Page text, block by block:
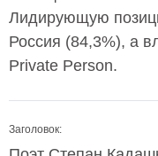
Лидирующую
Россия (84,3%), а
Private Person.
Заголовок: